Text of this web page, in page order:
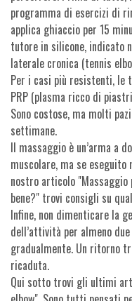
programma di esercizi di
applica ghiaccio per 15
tutore in silicone, indicato
laterale cronica (tennis
Per i casi più resistenti, le
PRP (plasma ricco di
Sono costose, ma molti
settimane.
Il massaggio è un’arma a
muscolare, ma se eseguito
nostro articolo
bene?" trovi consigli su
Infine, non dimenticare la
dell’attività per almeno
gradualmente. Un ritorno
ricaduta.
Qui sotto trovi gli ultimi